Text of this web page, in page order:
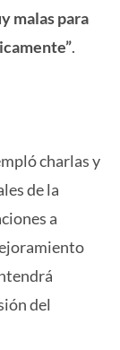
malas para
.
charlas y
de la
a
del